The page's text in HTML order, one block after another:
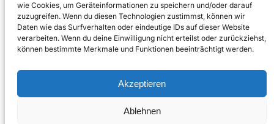
wie Cookies, um Geräteinformationen zu speichern und/oder darauf
zuzugreifen. Wenn du diesen Technologien zustimmst, können wir
Daten wie das Surfverhalten oder eindeutige IDs auf dieser Website
verarbeiten. Wenn du deine Einwilligung nicht erteilst oder zurückziehst,
können bestimmte Merkmale und Funktionen beeinträchtigt werden.
Akzeptieren
Ablehnen
Lecker essen – gesund leben.
Kontakt